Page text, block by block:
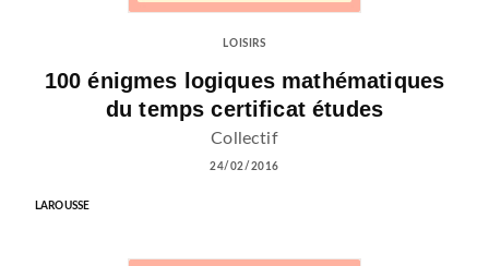
LOISIRS
100 énigmes logiques mathématiques
du temps certificat études
Collectif
24/02/2016
LAROUSSE